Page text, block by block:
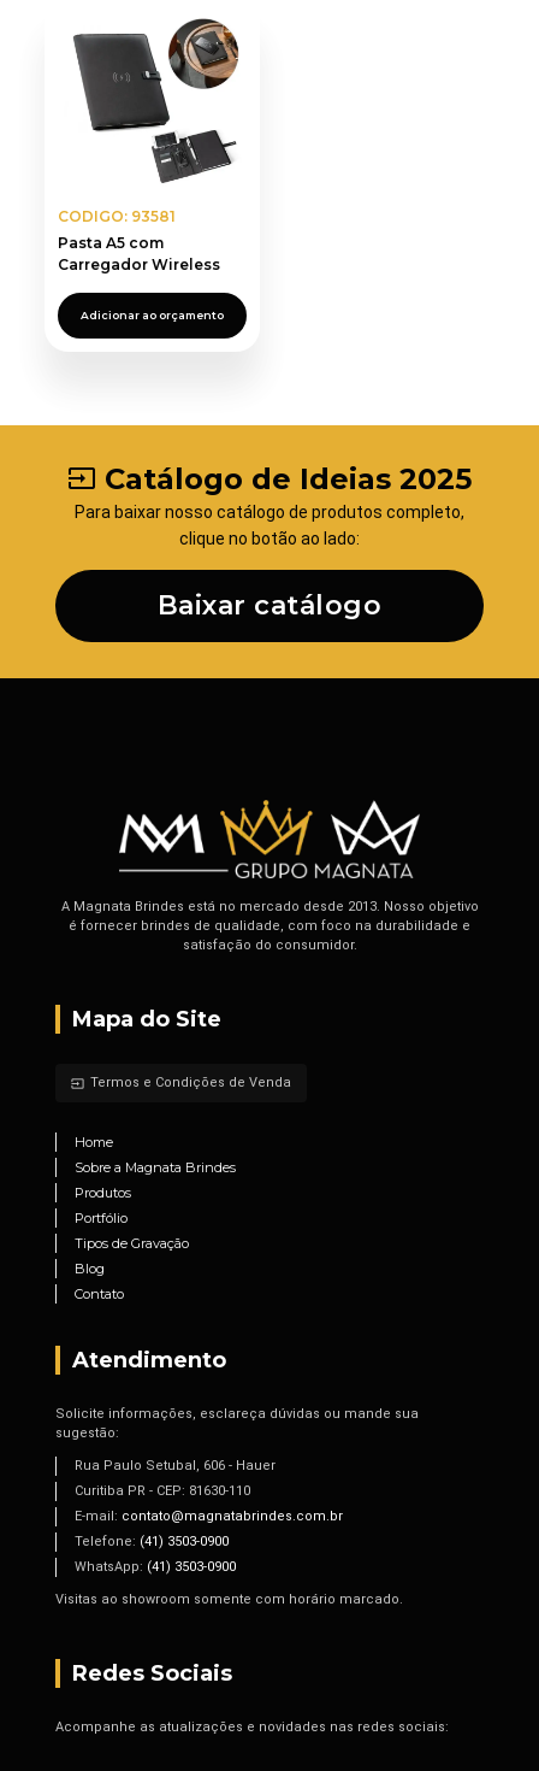
CODIGO: 93581
Pasta A5 com
Carregador Wireless
Adicionar ao orçamento
input Catálogo de Ideias 2025
Para baixar nosso catálogo de produtos completo,
clique no botão ao lado:
Baixar catálogo
A Magnata Brindes está no mercado desde 2013. Nosso objetivo
é fornecer brindes de qualidade, com foco na durabilidade e
satisfação do consumidor.
Mapa do Site
input Termos e Condições de Venda
Home
Sobre a Magnata Brindes
Produtos
Portfólio
Tipos de Gravação
Blog
Contato
Atendimento
Solicite informações, esclareça dúvidas ou mande sua
sugestão:
Rua Paulo Setubal, 606 - Hauer
Curitiba PR - CEP: 81630-110
E-mail: contato@magnatabrindes.com.br
Telefone: (41) 3503-0900
WhatsApp: (41) 3503-0900
Visitas ao showroom somente com horário marcado.
Redes Sociais
Acompanhe as atualizações e novidades nas redes sociais: